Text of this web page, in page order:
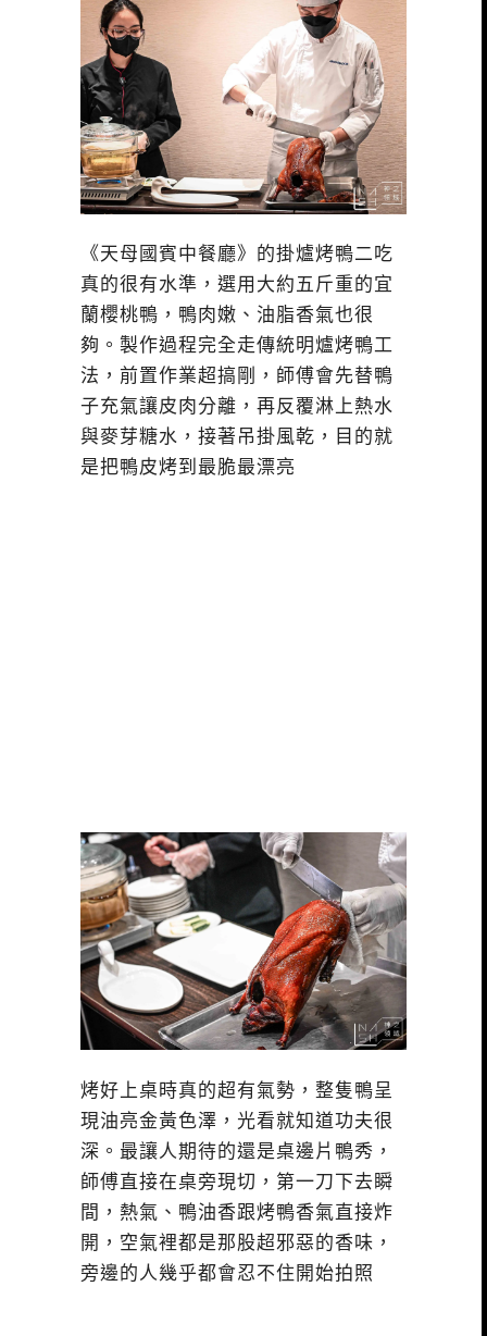
《天母國賓中餐廳》的掛爐烤鴨二吃
真的很有水準，選用大約五斤重的宜
蘭櫻桃鴨，鴨肉嫩、油脂香氣也很
夠。製作過程完全走傳統明爐烤鴨工
法，前置作業超搞剛，師傅會先替鴨
子充氣讓皮肉分離，再反覆淋上熱水
與麥芽糖水，接著吊掛風乾，目的就
是把鴨皮烤到最脆最漂亮
烤好上桌時真的超有氣勢，整隻鴨呈
現油亮金黃色澤，光看就知道功夫很
深。最讓人期待的還是桌邊片鴨秀，
師傅直接在桌旁現切，第一刀下去瞬
間，熱氣、鴨油香跟烤鴨香氣直接炸
開，空氣裡都是那股超邪惡的香味，
旁邊的人幾乎都會忍不住開始拍照